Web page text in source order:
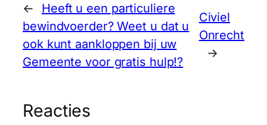
←
Heeft u een particuliere
bewindvoerder? Weet u dat u
ook kunt aankloppen bij uw
Gemeente voor gratis hulp!?
Civiel
Onrecht
→
Reacties